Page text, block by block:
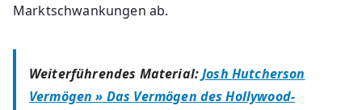
Marktschwankungen ab.
Weiterführendes Material:Josh Hutcherson
Vermögen » Das Vermögen des Hollywood-